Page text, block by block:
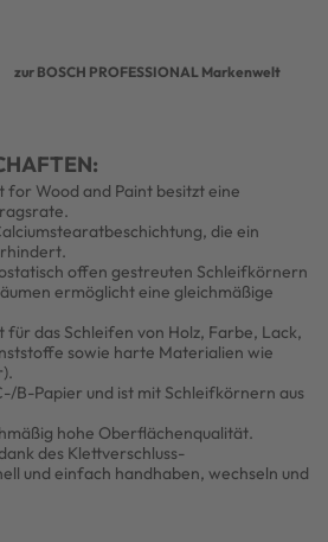
zur BOSCH PROFESSIONAL Markenwelt
for Wood and Paint besitzt eine
die ein
offen gestreuten Schleifkörnern
ermöglicht eine gleichmäßige
für das Schleifen von Holz, Farbe, Lack,
sowie harte Materialien wie
B-Papier und ist mit Schleifkörnern aus
hohe Oberflächenqualität.
des Klettverschluss-
und einfach handhaben, wechseln und